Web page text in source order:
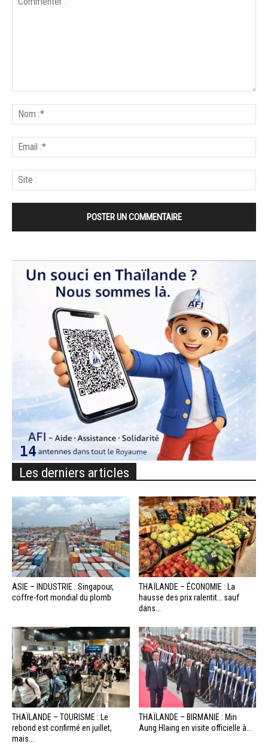
Les derniers articles
ASIE – INDUSTRIE : Singapour,
coffre-fort mondial du plomb
THAÏLANDE – ÉCONOMIE : La
hausse des prix ralentit… sauf
dans...
THAÏLANDE – TOURISME : Le
rebond est confirmé en juillet,
mais...
THAÏLANDE – BIRMANIE : Min
Aung Hlaing en visite officielle à...